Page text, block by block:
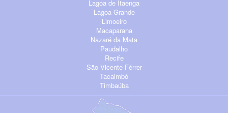
Lagoa de Itaenga
Lagoa Grande
Limoeiro
Macaparana
Nazaré da Mata
Paudalho
Recife
São Vicente Férrer
Tacaimbó
Timbaúba